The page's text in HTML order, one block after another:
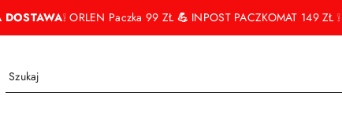
DOSTAWA❕ ORLEN Paczka 99 ZŁ💪 INPOST PACZKOMAT 149 ZŁ